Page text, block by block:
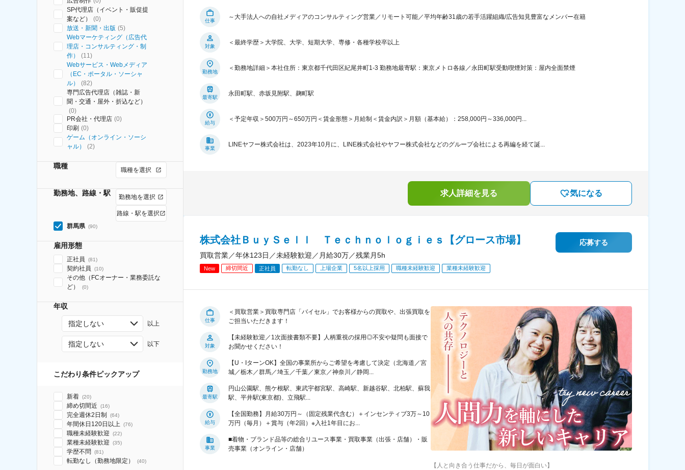
SP代理店（イベント・販促提
案など）
(0)
放送・新聞・出版 (5)
Webマーケティング（広告代
理店・コンサルティング・制
作）
(11)
Webサービス・Webメディア
（EC・ポータル・ソーシャ
ル）
(82)
専門広告代理店（雑誌・新
聞・交通・屋外・折込など）
(0)
PR会社・代理店 (0)
印刷 (0)
ゲーム（オンライン・ソーシ
ャル）
(2)
職種 職種を選択
勤務地、路線・駅 勤務地を選択
路線・駅を選択
群馬県 (90)
雇用形態
正社員 (81)
契約社員 (10)
その他（FCオーナー・業務委託な
ど）
(0)
年収
指定しない 以上
指定しない 以下
こだわり条件ピックアップ
新着 (20)
締め切間近 (16)
完全週休2日制 (64)
年間休日120日以上 (76)
職種未経験歓迎 (22)
業種未経験歓迎 (35)
学歴不問 (81)
転勤なし（勤務地限定） (40)
仕事
～大手法人への自社メディアのコンサルティング営業／リモート可能／平均年齢31歳の若手活躍組織/広告知見豊富なメンバー在籍
対象
＜最終学歴＞大学院、大学、短期大学、専修・各種学校卒以上
勤務地
＜勤務地詳細＞本社住所：東京都千代田区紀尾井町1-3 勤務地最寄駅：東京メトロ各線／永田町駅受動喫煙対策：屋内全面禁煙
最寄駅
永田町駅、赤坂見附駅、麹町駅
給与
＜予定年収＞500万円～650万円＜賃金形態＞月給制＜賃金内訳＞月額（基本給）：258,000円～336,000円...
事業
LINEヤフー株式会社は、2023年10月に、LINE株式会社やヤフー株式会社などのグループ会社による再編を経て誕...
求人詳細を見る 気になる
株式会社ＢｕｙＳｅｌｌ Ｔｅｃｈｎｏｌｏｇｉｅｓ【グロース市場】
買取営業／年休123日／未経験歓迎／月給30万／残業月5h
New 締切間近 正社員 転勤なし 上場企業 5名以上採用 職種未経験歓迎 業種未経験歓迎
応募する
仕事
＜買取営業＞買取専門店「バイセル」でお客様からの買取や、出張買取を
ご担当いただきます！
対象
【未経験歓迎／1次面接書類不要】人柄重視の採用◎不安や疑問も面接で
お聞かせください！
勤務地
【U・IターンOK】全国の事業所からご希望を考慮して決定（北海道／宮
城／栃木／群馬／埼玉／千葉／東京／神奈川／静岡...
最寄駅
円山公園駅、熊ケ根駅、東武宇都宮駅、高崎駅、新越谷駅、北柏駅、蘇我
駅、平井駅(東京都)、立飛駅...
給与
【全国勤務】月給30万円～（固定残業代含む）＋インセンティブ3万～10
万円（毎月）＋賞与（年2回）※入社1年目にお...
事業
■着物・ブランド品等の総合リユース事業・買取事業（出張・店舗）・販
売事業（オンライン・店舗）
【人と向き合う仕事だから、毎日が面白い】